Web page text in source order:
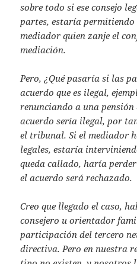
sobre todo si ese consejo
partes, estaría permitiendo
mediador quien zanje el
mediación.
Pero, ¿Qué pasaría si las
acuerdo que es ilegal,
renunciando a una
acuerdo sería ilegal, por
el tribunal. Si el mediador
legales, estaría
queda callado, haría
el acuerdo será rechazado.
Creo que llegado el caso,
consejero u orientador
participación del tercero
directiva. Pero en nuestra